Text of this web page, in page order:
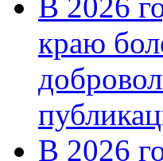
В 2026
краю
В 2026